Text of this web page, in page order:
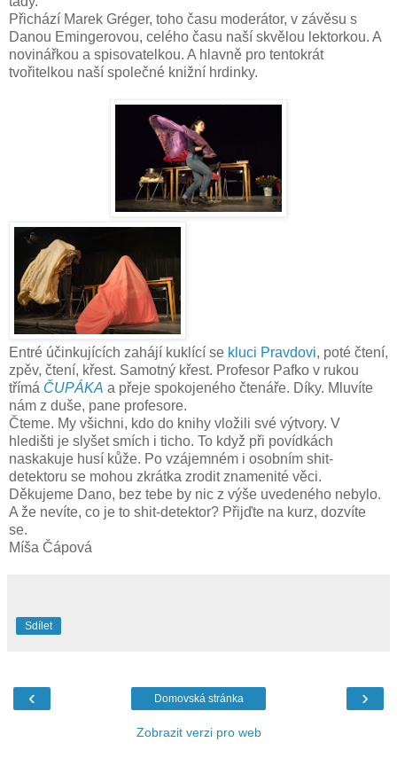
Přichází Marek Gréger, toho času moderátor, v závěsu s
Danou Emingerovou, celého času naší skvělou lektorkou. A
novinářkou a spisovatelkou. A hlavně pro tentokrát
tvořitelkou naší společné knižní hrdinky.
Entré účinkujících zahájí kuklící se kluci Pravdovi, poté čtení,
zpěv, čtení, křest. Samotný křest. Profesor Pafko v rukou
třímá ČUPÁKA a přeje spokojeného čtenáře. Díky. Mluvíte
nám z duše, pane profesore.
Čteme. My všichni, kdo do knihy vložili své výtvory. V
hledišti je slyšet smích i ticho. To když při povídkách
naskakuje husí kůže. Po vzájemném i osobním shit-
detektoru se mohou zkrátka zrodit znamenité věci.
Děkujeme Dano, bez tebe by nic z výše uvedeného nebylo.
A že nevíte, co je to shit-detektor? Přijďte na kurz, dozvíte
se.
Míša Čápová
Sdílet
‹ ›
Domovská stránka
Zobrazit verzi pro web